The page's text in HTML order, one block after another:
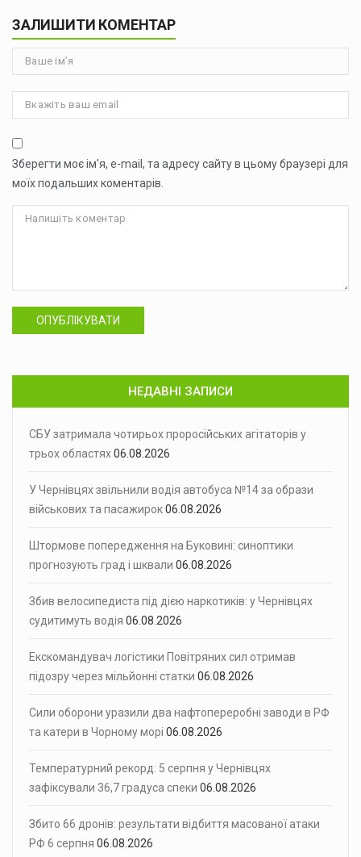
ЗАЛИШИТИ КОМЕНТАР
Зберегти моє ім'я, e-mail, та адресу сайту в цьому браузері для
моїх подальших коментарів.
ОПУБЛІКУВАТИ
НЕДАВНІ ЗАПИСИ
СБУ затримала чотирьох проросійських агітаторів у
трьох областях06.08.2026
У Чернівцях звільнили водія автобуса №14 за образи
військових та пасажирок06.08.2026
Штормове попередження на Буковині: синоптики
прогнозують град і шквали 06.08.2026
Збив велосипедиста під дією наркотиків: у Чернівцях
судитимуть водія 06.08.2026
Екскомандувач логістики Повітряних сил отримав
підозру через мільйонні статки 06.08.2026
Сили оборони уразили два нафтопереробні заводи в РФ
та катери в Чорному морі 06.08.2026
Температурний рекорд: 5 серпня у Чернівцях
зафіксували 36,7 градуса спеки 06.08.2026
Збито 66 дронів: результати відбиття масованої атаки
РФ 6 серпня 06.08.2026